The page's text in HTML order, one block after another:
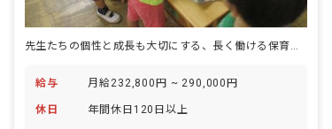
先生たちの個性と成長も大切にする、長く働ける保育園☆完全週休2日制
給与 月給232,800円 ~ 290,000円
休日 年間休日120日以上